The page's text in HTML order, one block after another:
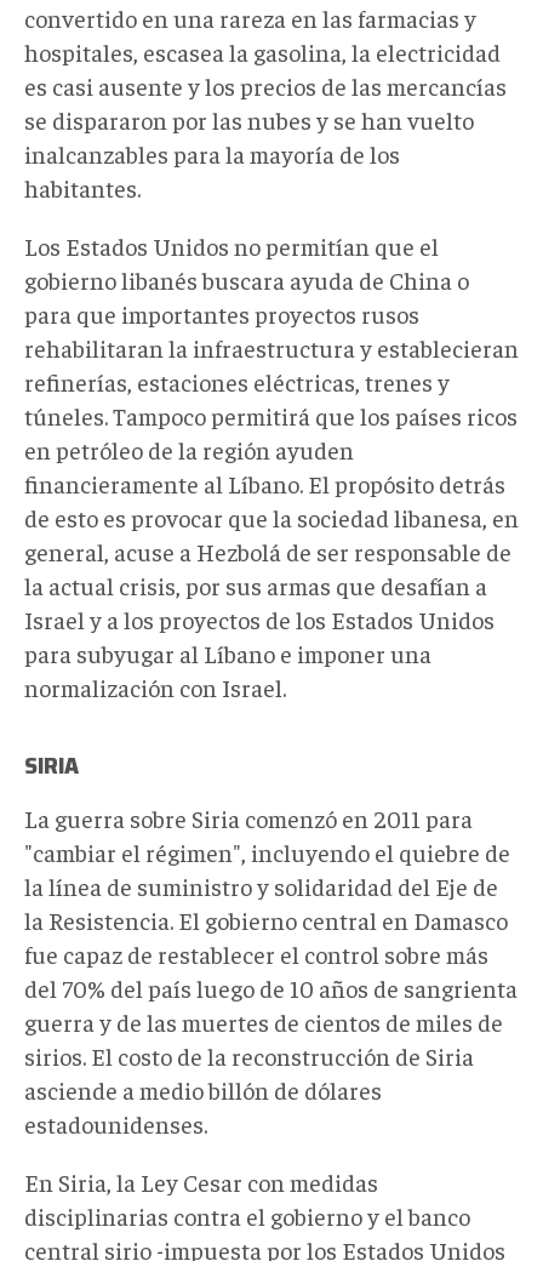
convertido en una rareza en las farmacias y
hospitales, escasea la gasolina, la electricidad
es casi ausente y los precios de las mercancías
se dispararon por las nubes y se han vuelto
inalcanzables para la mayoría de los
habitantes.
Los Estados Unidos no permitían que el
gobierno libanés buscara ayuda de China o
para que importantes proyectos rusos
rehabilitaran la infraestructura y establecieran
refinerías, estaciones eléctricas, trenes y
túneles. Tampoco permitirá que los países ricos
en petróleo de la región ayuden
financieramente al Líbano. El propósito detrás
de esto es provocar que la sociedad libanesa, en
general, acuse a Hezbolá de ser responsable de
la actual crisis, por sus armas que desafían a
Israel y a los proyectos de los Estados Unidos
para subyugar al Líbano e imponer una
normalización con Israel.
SIRIA
La guerra sobre Siria comenzó en 2011 para
"cambiar el régimen", incluyendo el quiebre de
la línea de suministro y solidaridad del Eje de
la Resistencia. El gobierno central en Damasco
fue capaz de restablecer el control sobre más
del 70% del país luego de 10 años de sangrienta
guerra y de las muertes de cientos de miles de
sirios. El costo de la reconstrucción de Siria
asciende a medio billón de dólares
estadounidenses.
En Siria, la Ley Cesar con medidas
disciplinarias contra el gobierno y el banco
central sirio -impuesta por los Estados Unidos